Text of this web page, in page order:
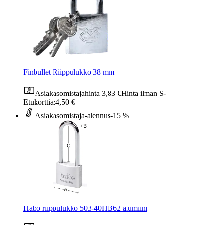
Finbullet Riippulukko 38 mm
Asiakasomistajahinta 3,83 €Hinta ilman S-
Etukorttia:4,50 €
Asiakasomistaja-alennus-15 %
Habo riippulukko 503-40HB62 alumiini